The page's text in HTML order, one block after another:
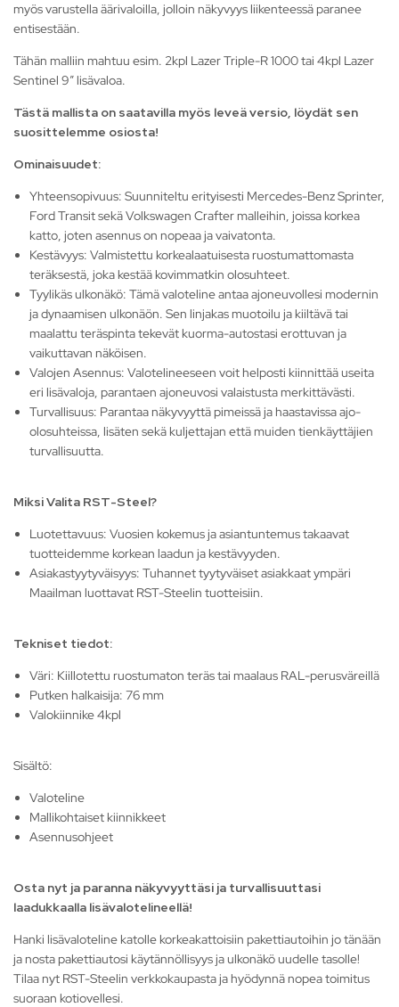
myös varustella äärivaloilla, jolloin näkyvyys liikenteessä paranee
entisestään.
Tähän malliin mahtuu esim. 2kpl Lazer Triple-R 1000 tai 4kpl Lazer
Sentinel 9″ lisävaloa.
Tästä mallista on saatavilla myös leveä versio, löydät sen
suosittelemme osiosta!
Ominaisuudet:
Yhteensopivuus: Suunniteltu erityisesti Mercedes-Benz Sprinter,
Ford Transit sekä Volkswagen Crafter malleihin, joissa korkea
katto, joten asennus on nopeaa ja vaivatonta.
Kestävyys: Valmistettu korkealaatuisesta ruostumattomasta
teräksestä, joka kestää kovimmatkin olosuhteet.
Tyylikäs ulkonäkö: Tämä valoteline antaa ajoneuvollesi modernin
ja dynaamisen ulkonäön. Sen linjakas muotoilu ja kiiltävä tai
maalattu teräspinta tekevät kuorma-autostasi erottuvan ja
vaikuttavan näköisen.
Valojen Asennus: Valotelineeseen voit helposti kiinnittää useita
eri lisävaloja, parantaen ajoneuvosi valaistusta merkittävästi.
Turvallisuus: Parantaa näkyvyyttä pimeissä ja haastavissa ajo-
olosuhteissa, lisäten sekä kuljettajan että muiden tienkäyttäjien
turvallisuutta.
Miksi Valita RST-Steel?
Luotettavuus: Vuosien kokemus ja asiantuntemus takaavat
tuotteidemme korkean laadun ja kestävyyden.
Asiakastyytyväisyys: Tuhannet tyytyväiset asiakkaat ympäri
Maailman luottavat RST-Steelin tuotteisiin.
Tekniset tiedot:
Väri: Kiillotettu ruostumaton teräs tai maalaus RAL-perusväreillä
Putken halkaisija: 76 mm
Valokiinnike 4kpl
Sisältö:
Valoteline
Mallikohtaiset kiinnikkeet
Asennusohjeet
Osta nyt ja paranna näkyvyyttäsi ja turvallisuuttasi
laadukkaalla lisävalotelineellä!
Hanki lisävaloteline katolle korkeakattoisiin pakettiautoihin jo tänään
ja nosta pakettiautosi käytännöllisyys ja ulkonäkö uudelle tasolle!
Tilaa nyt RST-Steelin verkkokaupasta ja hyödynnä nopea toimitus
suoraan kotiovellesi.